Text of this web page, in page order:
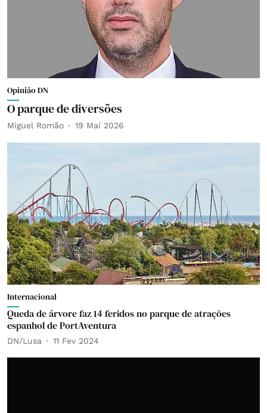
Opinião DN
O parque de diversões
Miguel Romão 19 Mai 2026
Internacional
Queda de árvore faz 14 feridos no parque de atrações
espanhol de PortAventura
DN/Lusa 11 Fev 2024